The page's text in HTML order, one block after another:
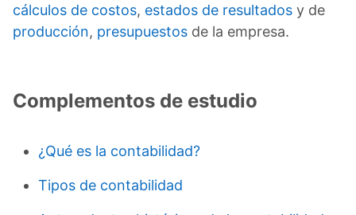
cálculos de costos, estados de resultados y de
producción, presupuestos de la empresa.
Complementos de estudio
¿Qué es la contabilidad?
Tipos de contabilidad